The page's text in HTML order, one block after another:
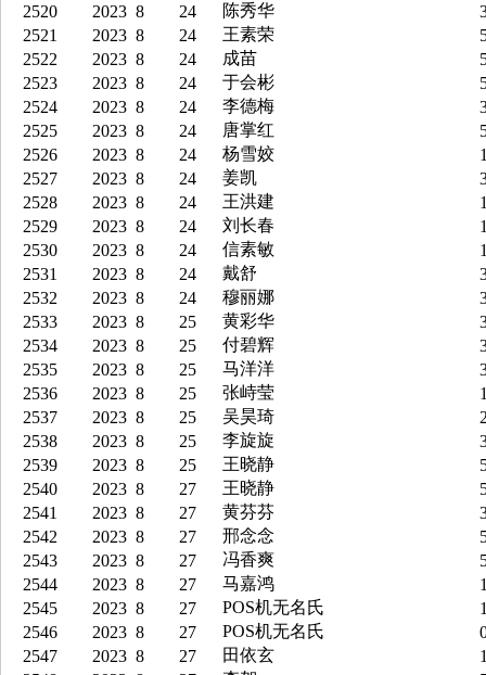
2520
2023 8 24 陈秀华
2521
2023 8 24 王素荣
2522
2023 8 24 成苗
2523
2023 8 24 于会彬
2524
2023 8 24 李德梅
2525
2023 8 24 唐掌红
2526
2023 8 24 杨雪姣
2527
2023 8 24 姜凯
2528
2023 8 24 王洪建
2529
2023 8 24 刘长春
2530
2023 8 24 信素敏
2531
2023 8 24 戴舒
2532
2023 8 24 穆丽娜
2533
2023 8 25 黄彩华
2534
2023 8 25 付碧辉
2535
2023 8 25 马洋洋
2536
2023 8 25 张峙莹
2537
2023 8 25 吴昊琦
2538
2023 8 25 李旋旋
2539
2023 8 25 王晓静
2540
2023 8 27 王晓静
2541
2023 8 27 黄芬芬
2542
2023 8 27 邢念念
2543
2023 8 27 冯香爽
2544
2023 8 27 马嘉鸿
2545
2023 8 27 POS机无名氏
2546
2023 8 27 POS机无名氏
2547
2023 8 27 田依玄